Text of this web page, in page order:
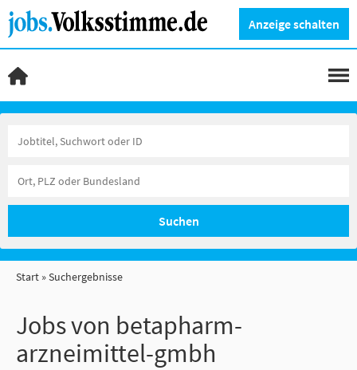
Anzeige schalten
Suchen
Start Suchergebnisse
Jobs von betapharm-
arzneimittel-gmbh